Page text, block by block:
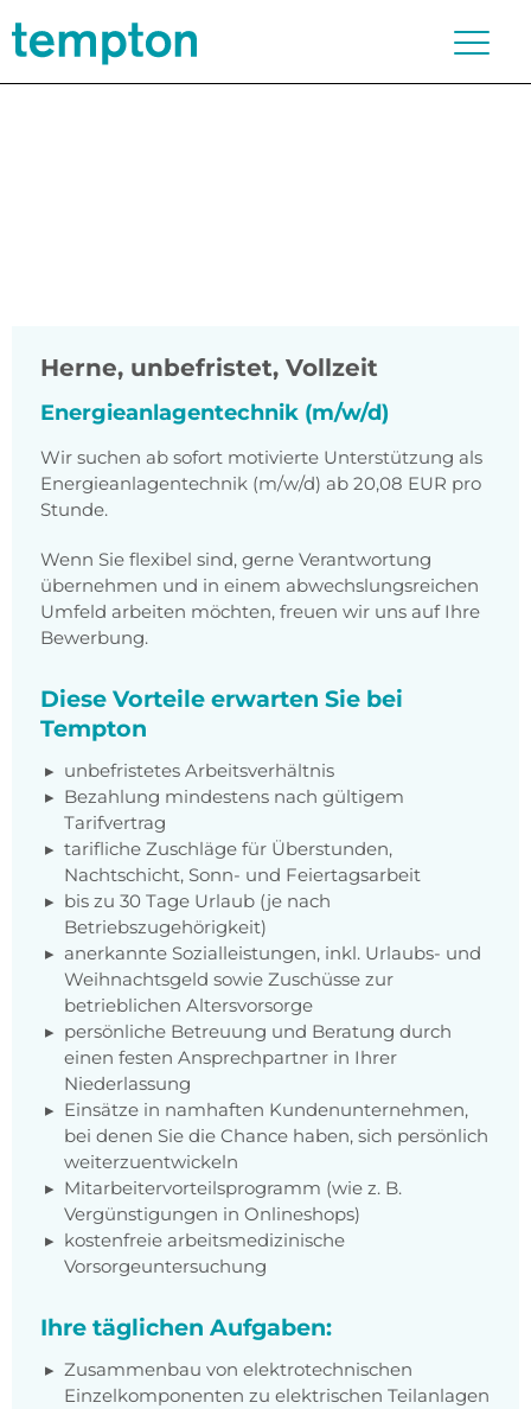
Herne, unbefristet, Vollzeit
Energieanlagentechnik (m/w/d)
Wir suchen ab sofort motivierte Unterstützung als
Energieanlagentechnik (m/w/d) ab 20,08 EUR pro
Stunde.
Wenn Sie flexibel sind, gerne Verantwortung
übernehmen und in einem abwechslungsreichen
Umfeld arbeiten möchten, freuen wir uns auf Ihre
Bewerbung.
Diese Vorteile erwarten Sie bei
Tempton
unbefristetes Arbeitsverhältnis
Bezahlung mindestens nach gültigem
Tarifvertrag
tarifliche Zuschläge für Überstunden,
Nachtschicht, Sonn- und Feiertagsarbeit
bis zu 30 Tage Urlaub (je nach
Betriebszugehörigkeit)
anerkannte Sozialleistungen, inkl. Urlaubs- und
Weihnachtsgeld sowie Zuschüsse zur
betrieblichen Altersvorsorge
persönliche Betreuung und Beratung durch
einen festen Ansprechpartner in Ihrer
Niederlassung
Einsätze in namhaften Kundenunternehmen,
bei denen Sie die Chance haben, sich persönlich
weiterzuentwickeln
Mitarbeitervorteilsprogramm (wie z. B.
Vergünstigungen in Onlineshops)
kostenfreie arbeitsmedizinische
Vorsorgeuntersuchung
Ihre täglichen Aufgaben:
Zusammenbau von elektrotechnischen
Einzelkomponenten zu elektrischen Teilanlagen